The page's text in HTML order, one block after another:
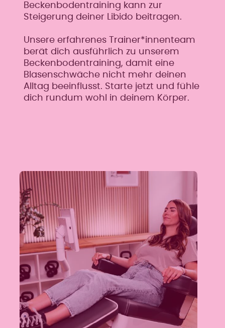
Beckenbodentraining kann zur
Steigerung deiner Libido beitragen.
Unsere erfahrenes Trainer*innenteam
berät dich ausführlich zu unserem
Beckenbodentraining, damit eine
Blasenschwäche nicht mehr deinen
Alltag beeinflusst. Starte jetzt und fühle
dich rundum wohl in deinem Körper.